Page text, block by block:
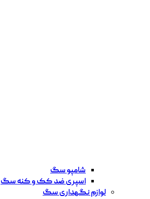
شامپو سگ
اسپری ضد کک و کنه سگ
لوازم نگهداری سگ